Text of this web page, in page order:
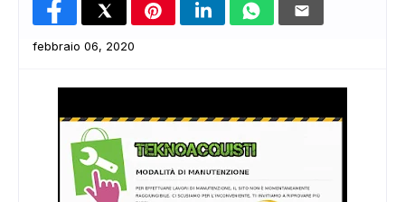
febbraio 06, 2020